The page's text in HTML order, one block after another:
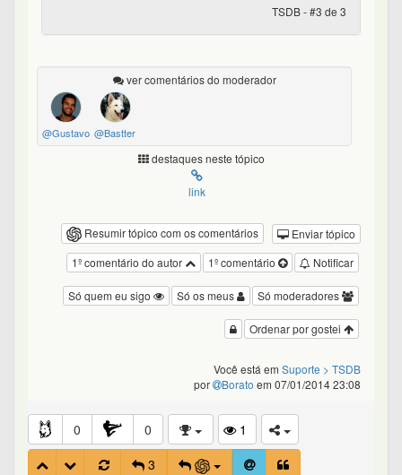
TSDB - #3 de 3
ver comentários do moderador
@Gustavo @Bastter
destaques neste tópico
link
Resumir tópico com os comentários
Enviar tópico
Notificar
1º comentário
1º comentário do autor
Só moderadores
Só os meus
Só quem eu sigo
Ordenar por gostei
Você está em Suporte > TSDB
por
Borato em 07/01/2014 23:08
0 0
1
3